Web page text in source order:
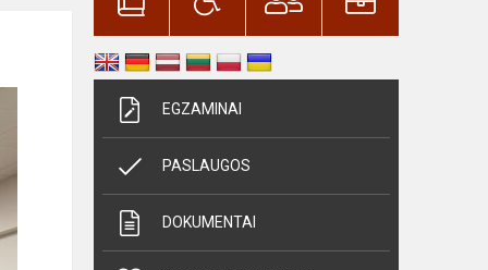
EGZAMINAI
PASLAUGOS
DOKUMENTAI